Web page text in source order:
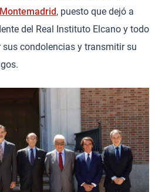
, puesto que dejó a
del Real Instituto Elcano y todo
sus condolencias y transmitir su